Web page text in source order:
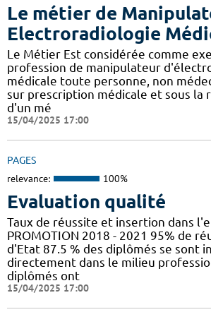
Le métier de
Electroradiologie
Le Métier Est considérée comme
profession de manipulateur
médicale toute personne, non
sur prescription médicale et sous la
d'un mé
15/04/2025 17:00
PAGES
relevance: 100%
Evaluation qualité
Taux de réussite et insertion dans
PROMOTION 2018 - 2021 95% de
d'Etat 87.5 % des diplômés se sont
directement dans le milieu
diplômés ont
15/04/2025 17:00